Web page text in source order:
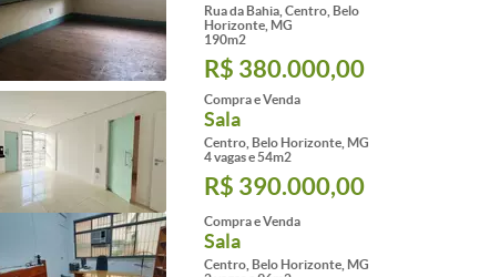
Rua da Bahia, Centro, Belo
Horizonte, MG
190m2
R$ 380.000,00
Compra e Venda
Sala
Centro, Belo Horizonte, MG
4 vagas e 54m2
R$ 390.000,00
Compra e Venda
Sala
Centro, Belo Horizonte, MG